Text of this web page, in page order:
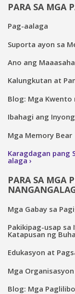
PARA SA MGA
Pag-aalaga
Suporta ayon sa
Ano ang
Kalungkutan at
Blog: Mga Kwento
Ibahagi ang
Mga Memory Bear
Karagdagan pang
alaga
PARA SA MGA
Mga Gabay sa
Pakikipag-usap sa
Katapusan ng
Edukasyon at
Mga
Blog: Mga